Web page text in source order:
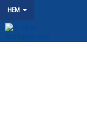
HEM